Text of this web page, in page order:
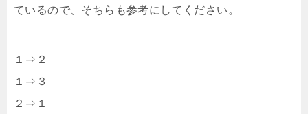
ているので、そちらも参考にしてください。
１⇒２
１⇒３
２⇒１